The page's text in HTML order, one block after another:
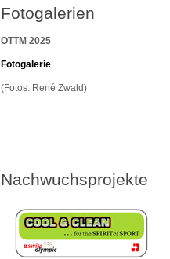
Fotogalerien
OTTM 2025
Fotogalerie
(Fotos: René Zwald)
Nachwuchsprojekte